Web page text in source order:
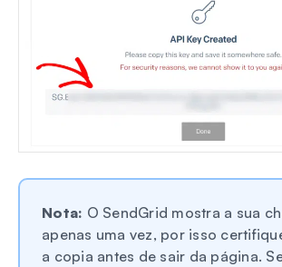
Nota: O SendGrid mostra a sua
apenas uma vez, por isso
a copia antes de sair da página.